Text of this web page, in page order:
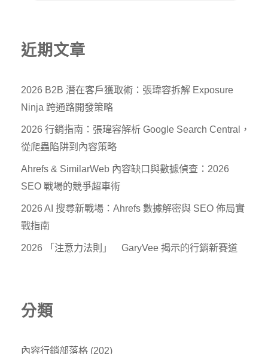
近期文章
2026 B2B 潛在客戶獲取術：張瑋容拆解 Exposure
Ninja 跨通路開發策略
2026 行銷指南：張瑋容解析 Google Search Central，
從爬蟲陷阱到內容策略
Ahrefs & SimilarWeb 內容缺口與數據偵查：2026
SEO 戰場的競爭超車術
2026 AI 搜尋新戰場：Ahrefs 數據解密與 SEO 佈局實
戰指南
2026 「注意力法則」 GaryVee 揭示的行銷新賽道
分類
內容行銷部落格 (202)